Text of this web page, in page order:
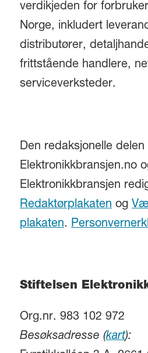
verdikjeden for
Norge, inkludert
distributører,
frittstående handlere,
serviceverksteder.
Den redaksjonelle delen
Elektronikkbransjen.no
Elektronikkbransjen
Redaktørplakaten og
plakaten.
Stiftelsen
Org.nr. 983 102 972
Besøksadresse (kart):